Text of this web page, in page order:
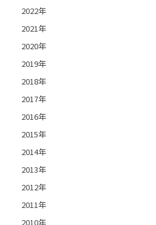
2022年
2021年
2020年
2019年
2018年
2017年
2016年
2015年
2014年
2013年
2012年
2011年
2010年